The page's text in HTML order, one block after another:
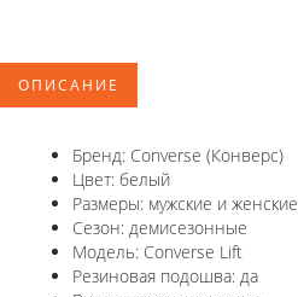
ОПИСАНИЕ
Бренд: Converse (Конверс)
Цвет: белый
Размеры: мужские и женские
Сезон: демисезонные
Модель: Converse Lift
Резиновая подошва: да